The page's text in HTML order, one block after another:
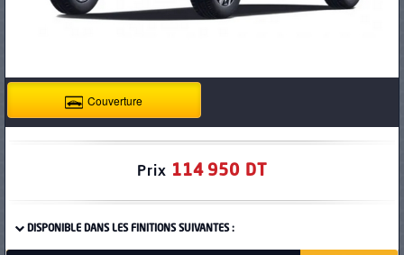
Couverture
Prix 114 950 DT
DISPONIBLE DANS LES FINITIONS SUIVANTES :